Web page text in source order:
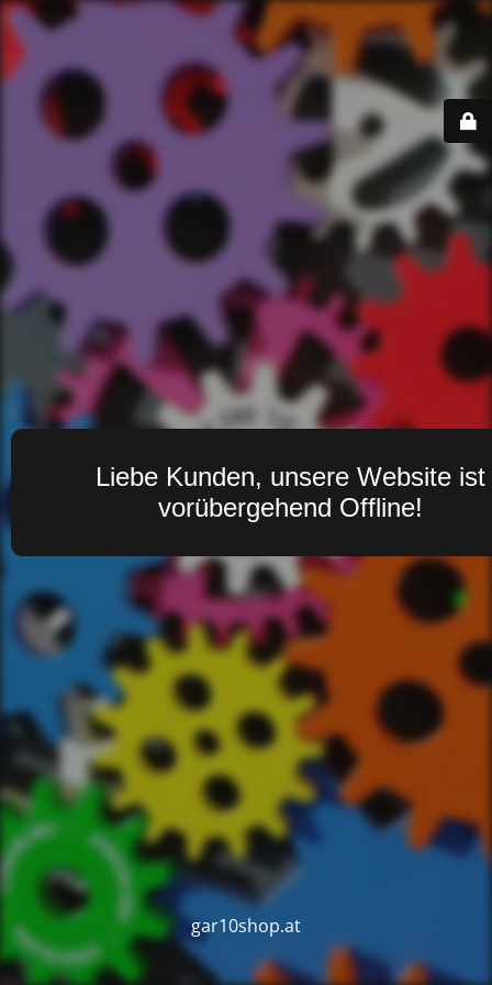
Liebe Kunden, unsere Website ist
vorübergehend Offline!
gar10shop.at